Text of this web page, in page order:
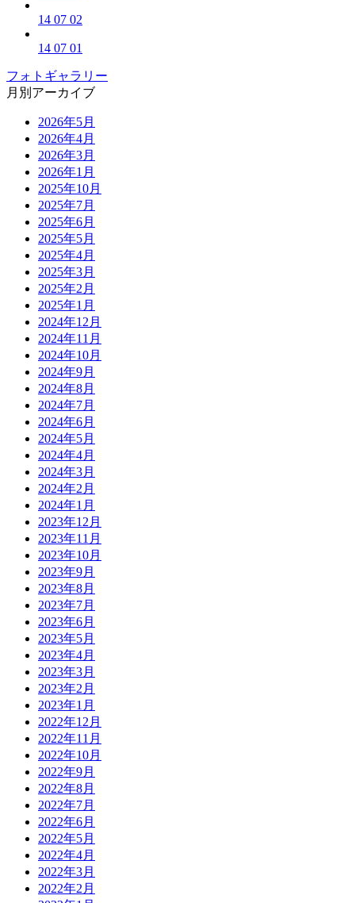
14 07 02
14 07 01
フォトギャラリー
月別アーカイブ
2026年5月
2026年4月
2026年3月
2026年1月
2025年10月
2025年7月
2025年6月
2025年5月
2025年4月
2025年3月
2025年2月
2025年1月
2024年12月
2024年11月
2024年10月
2024年9月
2024年8月
2024年7月
2024年6月
2024年5月
2024年4月
2024年3月
2024年2月
2024年1月
2023年12月
2023年11月
2023年10月
2023年9月
2023年8月
2023年7月
2023年6月
2023年5月
2023年4月
2023年3月
2023年2月
2023年1月
2022年12月
2022年11月
2022年10月
2022年9月
2022年8月
2022年7月
2022年6月
2022年5月
2022年4月
2022年3月
2022年2月